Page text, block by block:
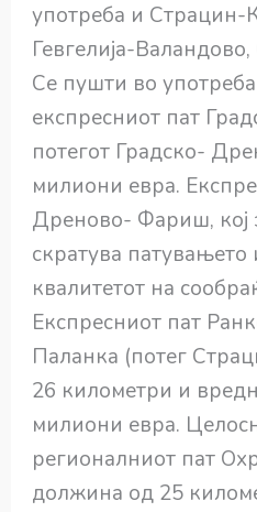
употреба и Страцин-
Гевгелија-
Се пушти во
експресниот пат
потегот Градско-
милиони евра.
Дреново- Фариш, кој
скратува патувањето
квалитетот на
Експресниот пат
Паланка (потег
26 километри и
милиони евра.
регионалниот пат
должина од 25